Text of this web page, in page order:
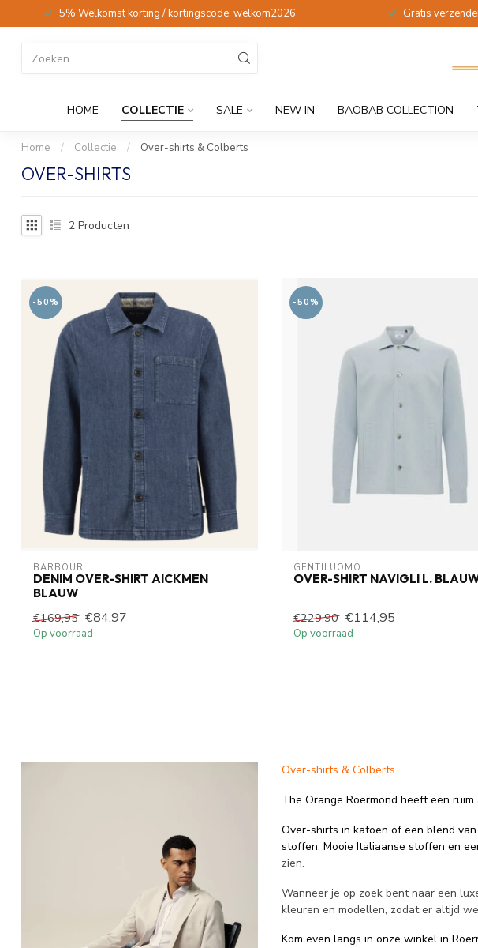
5% Welkomst korting / kortingscode: welkom2026 Gratis
HOME COLLECTIE SALE NEW IN BAOBAB COLLECTION
Home / Collectie / Over-shirts & Colberts
OVER-SHIRTS
2 Producten
-50%
BARBOUR
DENIM OVER-SHIRT AICKMEN
BLAUW
€169,95 €84,97
Op voorraad
-50%
GENTILUOMO
OVER-SHIRT NAVIGLI L.
€229,90 €114,95
Op voorraad
Over-shirts & Colberts
The Orange Roermond heeft een
Over-shirts in katoen of een blend
stoffen. Mooie Italiaanse stoffen en
zien.
Wanneer je op zoek bent naar een
kleuren en modellen, zodat er altijd
Kom even langs in onze winkel in